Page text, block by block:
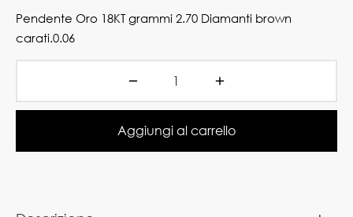
Pendente Oro 18KT grammi 2.70 Diamanti brown
carati.0.06
Aggiungi al carrello